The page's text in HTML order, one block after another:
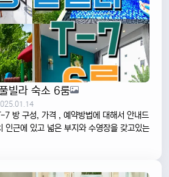
빌라 숙소 6룸
7 방 구성, 가격 , 예약방법에 대해서 안내드
인근에 있고 넓은 부지와 수영장을 갖고있는